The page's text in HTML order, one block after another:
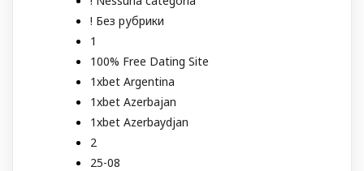
! Без рубрики
1
100% Free Dating Site
1xbet Argentina
1xbet Azerbajan
1xbet Azerbaydjan
2
25-08